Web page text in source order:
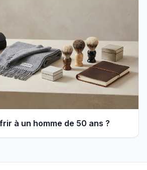
à un homme de 50 ans ?